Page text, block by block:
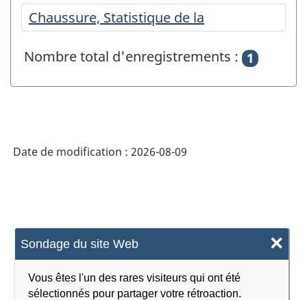
Sondage du site Web ×
Vous êtes l'un des rares visiteurs qui ont été
sélectionnés pour partager votre rétroaction.
Chaussure, Statistique de la
Nombre total d'enregistrements : 1
Date de modification : 2026-08-09